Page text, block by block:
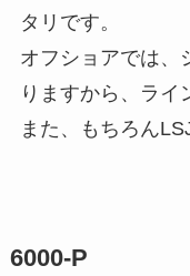
タリです。
オフショアでは、
りますから、ライ
また、もちろん
6000-P